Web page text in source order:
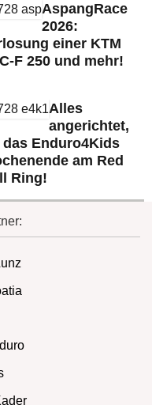
AspangRace
2026:
einer KTM
F 250 und mehr!
Alles
angerichtet,
Enduro4Kids
am Red
Ring!